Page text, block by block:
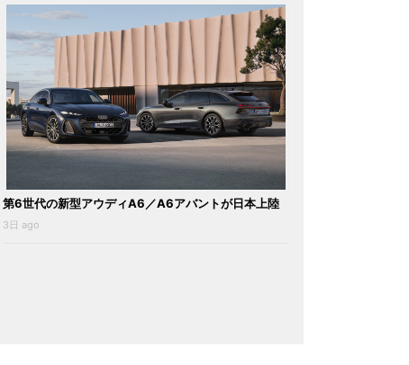
第6世代の新型アウディA6／A6アバントが日本上陸
3日 ago